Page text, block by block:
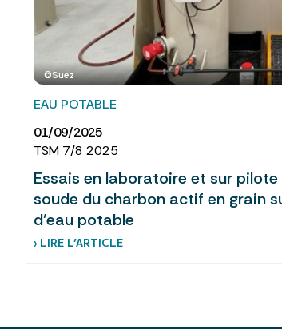
©Suez
EAU POTABLE
01/09/2025
TSM 7/8 2025
Essais en laboratoire et sur
soude du charbon actif en grain
d’eau potable
› LIRE L’ARTICLE